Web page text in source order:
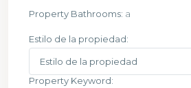
Property Bathrooms: a
Estilo de la propiedad:
Property Keyword: